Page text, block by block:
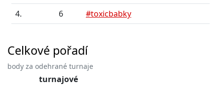
4.
6 #toxicbabky
Celkové pořadí
body za odehrané turnaje
turnajové